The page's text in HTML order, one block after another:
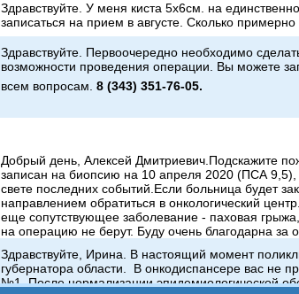
Здравствуйте. У меня киста 5х6см. на
записаться на прием в августе. Сколько примерно
Здравствуйте. Первоочередно необходимо
возможности проведения операции. Вы можете
всем вопросам. 8 (343) 351-76-05.
Добрый день, Алексей Дмитриевич.Подскажите
записан на биопсию на 10 апреля 2020 (ПСА
свете последних событий.Если больница будет
направлением обратиться в онкологический
еще сопутствующее заболевание - паховая
на операцию не берут. Буду очень благодарна за
Здравствуйте, Ирина. В настоящий момент
губернатора области. В онкодиспансере вас не
№1. После нормализации эпидемиологической